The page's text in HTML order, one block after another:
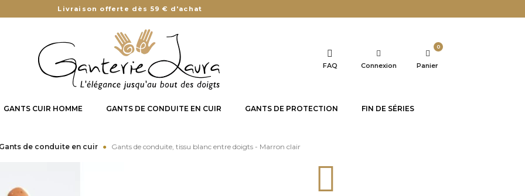
Livraison offerte dès 59 € d'achat
FAQ Connexion Panier
0
GANTS CUIR HOMME GANTS DE CONDUITE EN CUIR GANTS DE PROTECTION FIN DE SÉRIES
de conduite en cuir Gants de conduite, tissu blanc entre doigts - Marron clair